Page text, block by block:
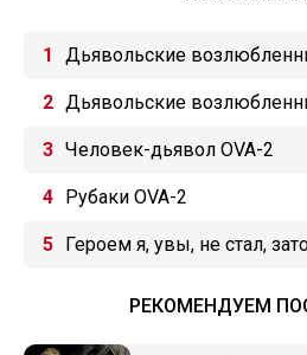
Дьявольские
Дьявольские
Человек-дьявол OVA-2
Рубаки OVA-2
Героем я, увы, не стал,
РЕКОМЕНДУЕМ